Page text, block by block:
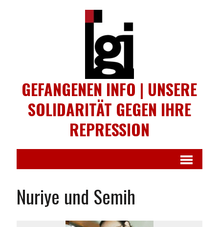
GEFANGENEN INFO | UNSERE
SOLIDARITÄT GEGEN IHRE
REPRESSION
Nuriye und Semih